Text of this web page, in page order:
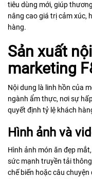
tiêu dùng mới, giúp
nâng cao giá trị cảm xúc,
hàng.
Sản xuất
marketing
Nội dung là linh hồn của
ngành ẩm thực, nơi sự
quyết định tỷ lệ khách
Hình ảnh và
Hình ảnh món ăn đẹp
sức mạnh truyền tải
chế biến hoặc câu